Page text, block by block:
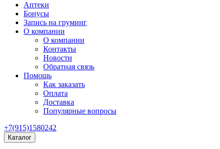
Аптеки
Бонусы
Запись на груминг
О компании
О компании
Контакты
Новости
Обратная связь
Помощь
Как заказать
Оплата
Доставка
Популярные вопросы
+7(915)1580242
Каталог